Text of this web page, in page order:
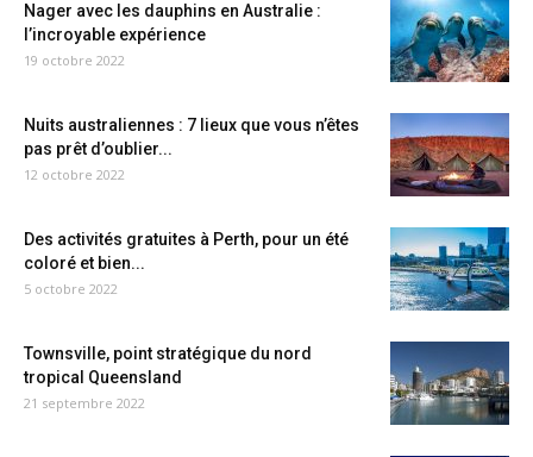
Nager avec les dauphins en Australie :
l’incroyable expérience
19 octobre 2022
Nuits australiennes : 7 lieux que vous n’êtes
pas prêt d’oublier...
12 octobre 2022
Des activités gratuites à Perth, pour un été
coloré et bien...
5 octobre 2022
Townsville, point stratégique du nord
tropical Queensland
21 septembre 2022